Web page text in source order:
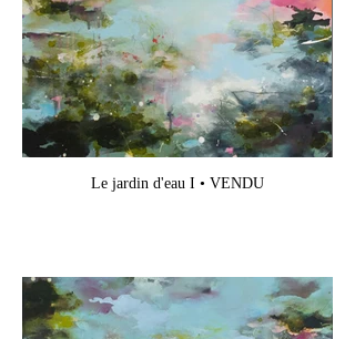
Le jardin d'eau I • VENDU